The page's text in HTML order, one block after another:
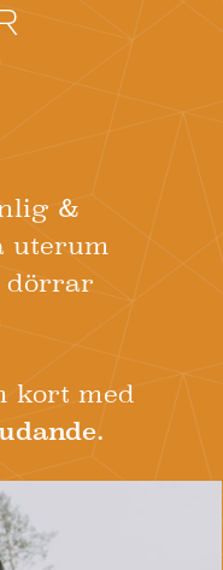
&
uterum
dörrar
kort med